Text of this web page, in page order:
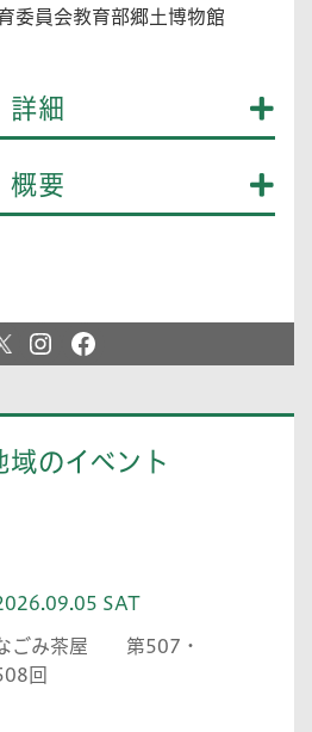
委員会教育部郷土博物館
詳細
概要
域のイベント
SAT
ごみ茶屋 第507・
回